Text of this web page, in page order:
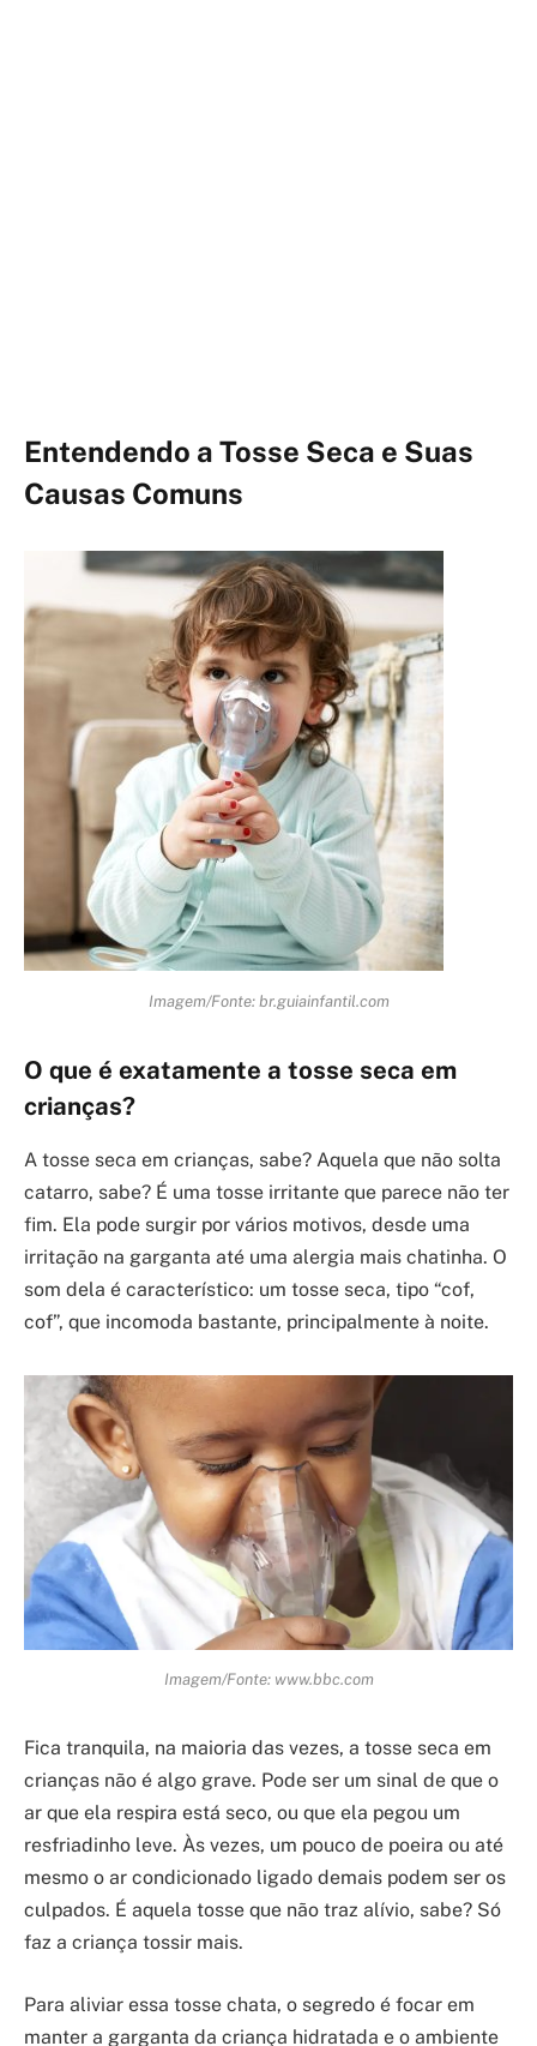
Entendendo a Tosse Seca e Suas
Causas Comuns
Imagem/Fonte: br.guiainfantil.com
O que é exatamente a tosse seca em
crianças?
A tosse seca em crianças, sabe? Aquela que não solta
catarro, sabe? É uma tosse irritante que parece não ter
fim. Ela pode surgir por vários motivos, desde uma
irritação na garganta até uma alergia mais chatinha. O
som dela é característico: um tosse seca, tipo “cof,
cof”, que incomoda bastante, principalmente à noite.
Imagem/Fonte: www.bbc.com
Fica tranquila, na maioria das vezes, a tosse seca em
crianças não é algo grave. Pode ser um sinal de que o
ar que ela respira está seco, ou que ela pegou um
resfriadinho leve. Às vezes, um pouco de poeira ou até
mesmo o ar condicionado ligado demais podem ser os
culpados. É aquela tosse que não traz alívio, sabe? Só
faz a criança tossir mais.
Para aliviar essa tosse chata, o segredo é focar em
manter a garganta da criança hidratada e o ambiente